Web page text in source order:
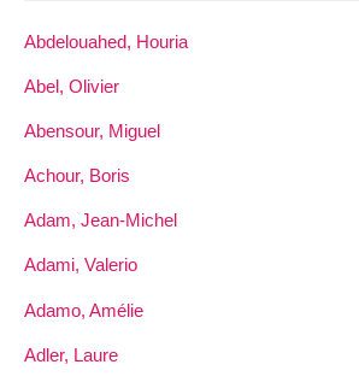
Abdelouahed, Houria
Abel, Olivier
Abensour, Miguel
Achour, Boris
Adam, Jean-Michel
Adami, Valerio
Adamo, Amélie
Adler, Laure